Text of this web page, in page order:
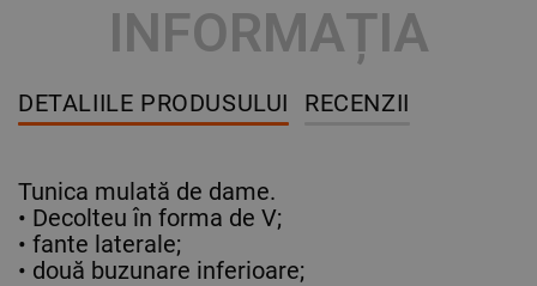
INFORMAȚIA
DETALIILE PRODUSULUI RECENZII
Tunica mulată de dame.
• Decolteu în forma de V;
• fante laterale;
• două buzunare inferioare;